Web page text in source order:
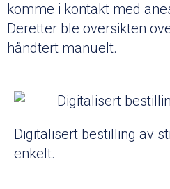
komme i kontakt med
Deretter ble oversikten
håndtert manuelt.
Digitalisert bestilling av
enkelt.